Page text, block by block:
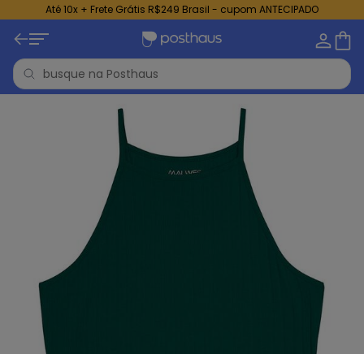
Até 10x + Frete Grátis R$249 Brasil - cupom ANTECIPADO